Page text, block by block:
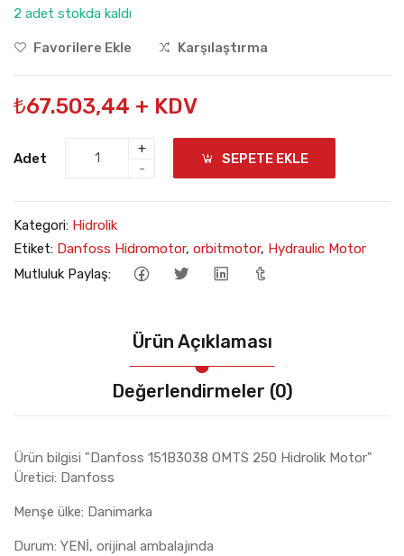
2 adet stokda kaldı
Favorilere Ekle Karşılaştırma
₺67.503,44 + KDV
Adet
+
-
SEPETE EKLE
Kategori: Hidrolik
Etiket: Danfoss Hidromotor, orbitmotor, Hydraulic Motor
Mutluluk Paylaş:
Ürün Açıklaması
Değerlendirmeler (0)
Ürün bilgisi "Danfoss 151B3038 OMTS 250 Hidrolik Motor"
Üretici: Danfoss
Menşe ülke: Danimarka
Durum: YENİ, orijinal ambalajında